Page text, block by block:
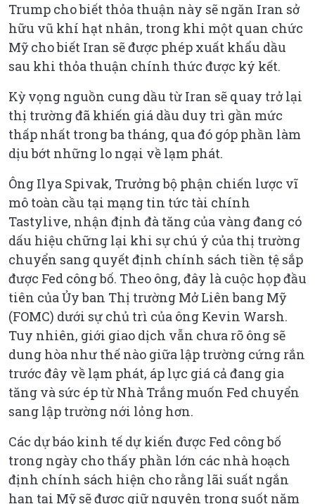
Trump cho biết thỏa thuận này sẽ ngăn Iran sở
hữu vũ khí hạt nhân, trong khi một quan chức
Mỹ cho biết Iran sẽ được phép xuất khẩu dầu
sau khi thỏa thuận chính thức được ký kết.
Kỳ vọng nguồn cung dầu từ Iran sẽ quay trở lại
thị trường đã khiến giá dầu duy trì gần mức
thấp nhất trong ba tháng, qua đó góp phần làm
dịu bớt những lo ngại về lạm phát.
Ông Ilya Spivak, Trưởng bộ phận chiến lược vĩ
mô toàn cầu tại mạng tin tức tài chính
Tastylive, nhận định đà tăng của vàng đang có
dấu hiệu chững lại khi sự chú ý của thị trường
chuyển sang quyết định chính sách tiền tệ sắp
được Fed công bố. Theo ông, đây là cuộc họp đầu
tiên của Ủy ban Thị trường Mở Liên bang Mỹ
(FOMC) dưới sự chủ trì của ông Kevin Warsh.
Tuy nhiên, giới giao dịch vẫn chưa rõ ông sẽ
dung hòa như thế nào giữa lập trường cứng rắn
trước đây về lạm phát, áp lực giá cả đang gia
tăng và sức ép từ Nhà Trắng muốn Fed chuyển
sang lập trường nới lỏng hơn.
Các dự báo kinh tế dự kiến được Fed công bố
trong ngày cho thấy phần lớn các nhà hoạch
định chính sách hiện cho rằng lãi suất ngắn
hạn tại Mỹ sẽ được giữ nguyên trong suốt năm